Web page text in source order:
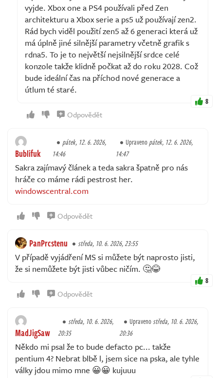
vyjde. Xbox one a PS4 používali před Zen
architekturu a Xbox serie a ps5 už používají zen2.
Rád bych viděl použití zen5 až 6 generaci která už
má úplně jiné silnější parametry včetně grafik s
rdna5. To je to největší nejsilnější srdce celé
konzole takže klidně počkat až do roku 2028. Což
bude ideální čas na příchod nové generace a
útlum té staré.
8
Odpovědět
Bublifuk
pátek, 12. 6. 2026,
14:46
Upravenopátek, 12. 6. 2026,
14:47
Sakra zajímavý článek a teda sakra špatně pro nás
hráče co máme rádi pestrost her.
windowscentral.com
Odpovědět
PanPrcstenu středa, 10. 6. 2026, 23:55
V případě vyjádření MS si můžete být naprosto jisti,
že si nemůžete být jisti vůbec ničím. 🤔😂
8
Odpovědět
MadJigSaw
středa, 10. 6. 2026,
20:35
Upravenostředa, 10. 6. 2026,
20:36
Někdo mi psal že to bude defacto pc... takže
pentium 4? Nebrat blbě l, jsem sice na pska, ale tyhle
války jdou mimo mne 😀😀 kujuuu